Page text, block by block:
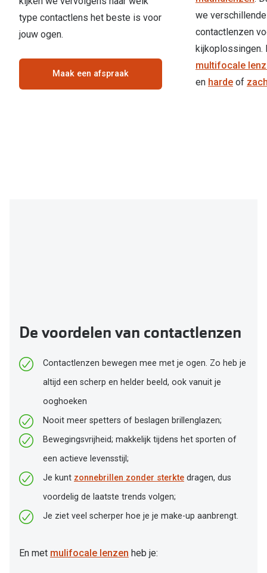
type contactlens het beste is voor
jouw ogen.
Maak een afspraak
we
contactlenzen
kijkoplossingen.
multifocale
en harde of
De voordelen van contactlenzen
Contactlenzen bewegen mee met je ogen. Zo heb je
altijd een scherp en helder beeld, ook vanuit je
ooghoeken
Nooit meer spetters of beslagen brillenglazen;
Bewegingsvrijheid; makkelijk tijdens het sporten of
een actieve levensstijl;
Je kunt zonnebrillen zonder sterkte dragen, dus
voordelig de laatste trends volgen;
Je ziet veel scherper hoe je je make-up aanbrengt.
En met mulifocale lenzen heb je: